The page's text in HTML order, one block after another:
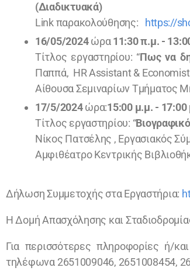
(Διαδικτυακά)
Link παρακολούθησης:
https://
16/05/2024ώρα11:30 π.μ. -
Τίτλος εργαστηρίου: “Πως να
Παππά, HR Assistant &
Αίθουσα Σεμιναρίων Τμήματος
17/5/2024ώρα:15:00 μ.μ. - 17:00
Τίτλος εργαστηρίου: “
Νίκος Πατσέλης , Εργασιακός
Αμφιθέατρο Κεντρικής
Δήλωση Συμμετοχής στα Εργαστήρια:
Η Δομή Απασχόλησης και
Για περισσότερες πληροφορίες ή/
τηλέφωνα 2651009046, 2651008454,